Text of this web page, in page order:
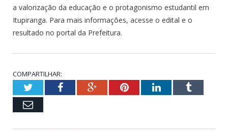
a valorização da educação e o protagonismo estudantil em
Itupiranga. Para mais informações, acesse o edital e o
resultado no portal da Prefeitura.
COMPARTILHAR:
TwitterFacebookGoogle+PinterestLinkedInTumblr
Email